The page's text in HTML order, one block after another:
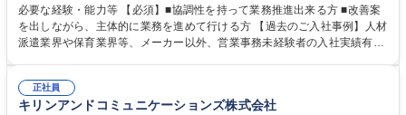
善をお任せ。 【教育制度】ご入社後、育成担当とペアになりながらOJTに
て業務を覚えていただくことが可能です。業務システムがきちんと構築さ
れているため、スムーズに仕事に慣れることができる環境です。また、
募集職種 【大阪・京都・滋賀】営業事務 ※未経験可
必要な経験・能力等 【必須】■協調性を持って業務推進出来る方 ■改善案
を出しながら、主体的に業務を進めて行ける方 【過去のご入社事例】人材
派遣業界や保育業界等、メーカー以外、営業事務未経験者の入社実績有
えて、お客様や社員の状況に合わせ、能動的なサポート、改善の動きも期
待され。組織を支えるスペシャリストとして、チームに貢献し、結果的に
正社員
キリンアンドコミュニケーションズ株式会社